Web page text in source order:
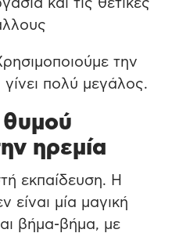
και τις θετικές
την
πολύ μεγάλος.
θυμού
ηρεμία
εκπαίδευση. Η
είναι μία μαγική
βήμα-βήμα, με